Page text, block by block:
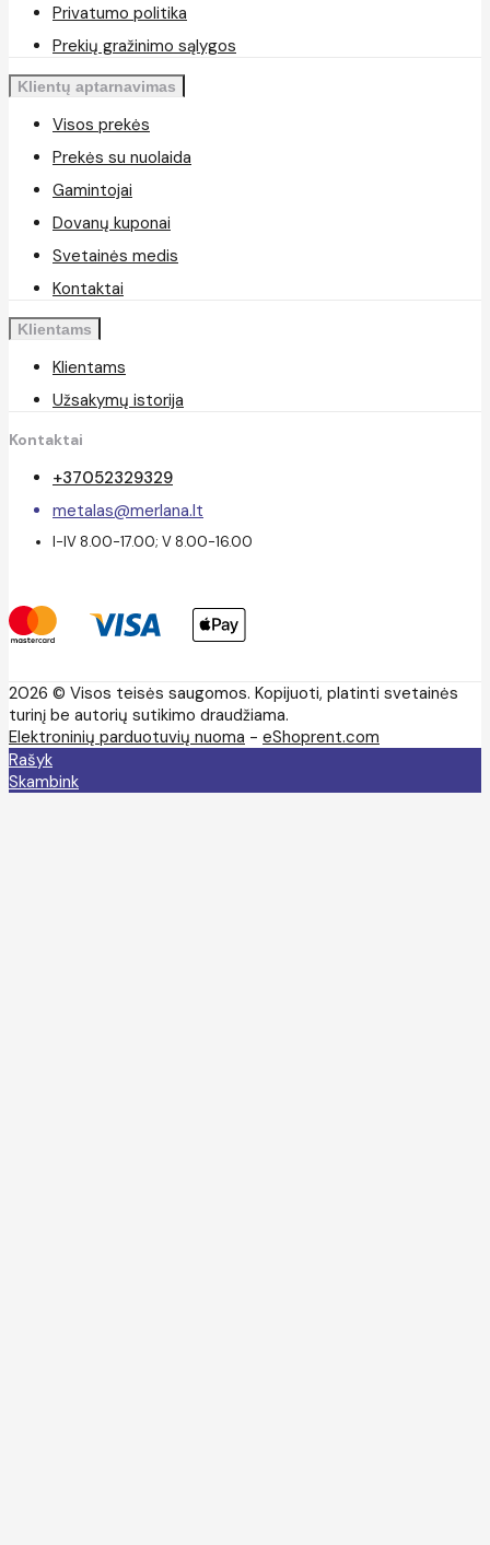
Privatumo politika
Prekių gražinimo sąlygos
Klientų aptarnavimas
Visos prekės
Prekės su nuolaida
Gamintojai
Dovanų kuponai
Svetainės medis
Kontaktai
Klientams
Klientams
Užsakymų istorija
Kontaktai
+37052329329
metalas@merlana.lt
I-IV 8.00-17.00; V 8.00-16.00
2026 © Visos teisės saugomos. Kopijuoti, platinti svetainės
turinį be autorių sutikimo draudžiama.
Elektroninių parduotuvių nuoma - eShoprent.com
Rašyk
Skambink